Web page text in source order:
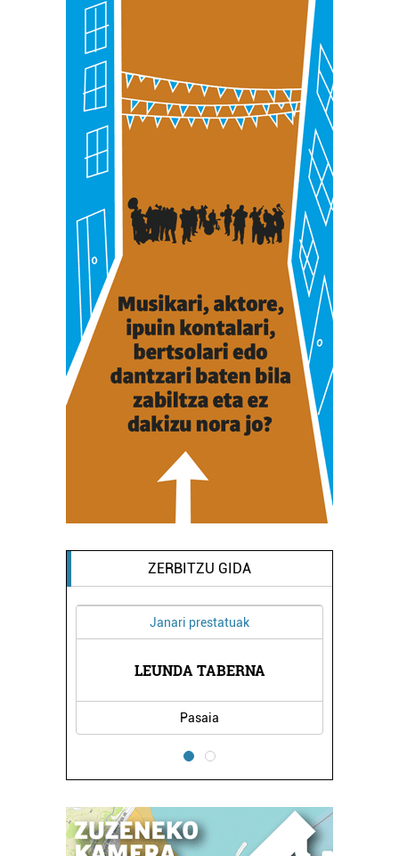
ZERBITZU GIDA
LEUNDA TABERNA